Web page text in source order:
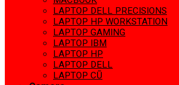
LAPTOP DELL PRECISIONS
LAPTOP HP WORKSTATION
LAPTOP GAMING
LAPTOP IBM
LAPTOP HP
LAPTOP DELL
LAPTOP CŨ